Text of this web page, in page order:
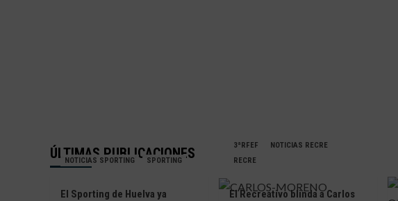
ÚLTIMAS PUBLICACIONES
NOTICIAS SPORTING SPORTING
El Sporting de Huelva ya
3ªRFEF
NOTICIAS RECRE
RECRE
El Recreativo blinda a Carlos